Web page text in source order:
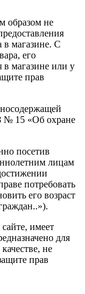
образом не
в магазине. С
его
в магазине или у
прав
№ 15 «Об охране
посетив
лицам
потребовать
его возраст
имеет
для
не
прав